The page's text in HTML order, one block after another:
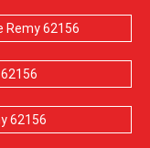
62156
62156